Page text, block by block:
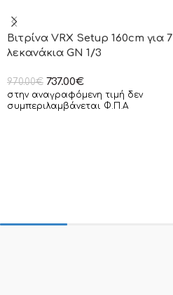
Βιτρίνα VRX Setup 160cm για 7
λεκανάκια GN 1/3
970.00€ 737.00€
στην αναγραφόμενη τιμή δεν
συμπεριλαμβάνεται Φ.Π.Α